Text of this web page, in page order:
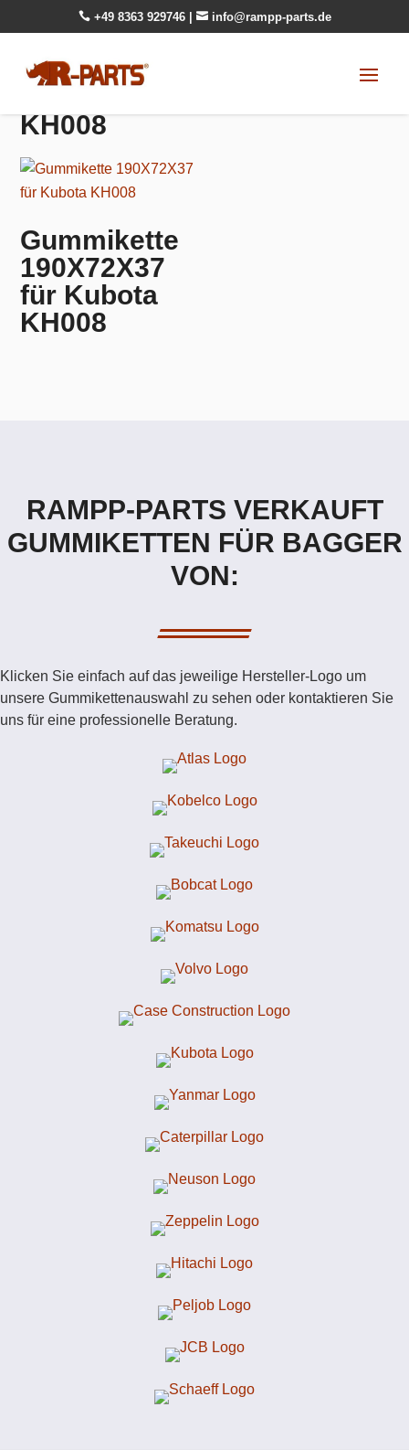
+49 8363 929746 info@rampp-parts.de
KH008
Gummikette
190X72X37
für Kubota
KH008
RAMPP-PARTS VERKAUFT
GUMMIKETTEN FÜR BAGGER
VON:
Klicken Sie einfach auf das jeweilige Hersteller-Logo um
unsere Gummikettenauswahl zu sehen oder kontaktieren Sie
uns für eine professionelle Beratung.